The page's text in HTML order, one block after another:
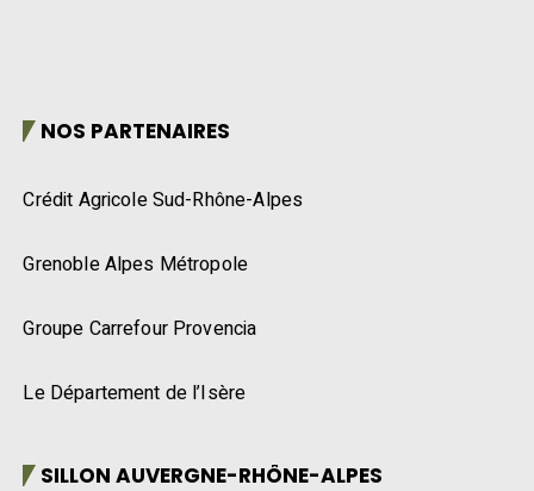
NOS PARTENAIRES
Crédit Agricole Sud-Rhône-Alpes
Grenoble Alpes Métropole
Groupe Carrefour Provencia
Le Département de l’Isère
SILLON AUVERGNE-RHÔNE-ALPES